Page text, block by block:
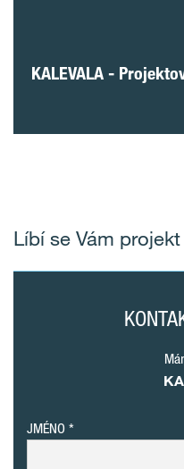
KALEVALA -
Líbí se Vám projekt
JMÉNO